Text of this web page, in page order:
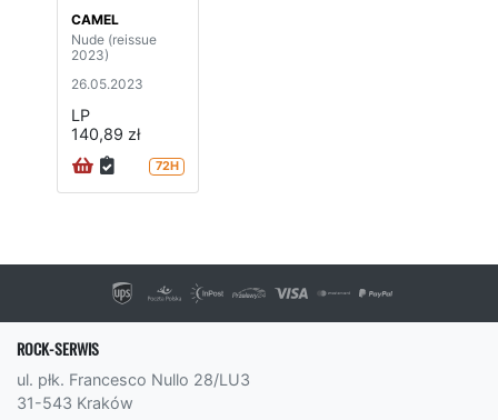
CAMEL
Nude (reissue
2023)
26.05.2023
LP
140,89 zł
72H
ROCK-SERWIS
ul. płk. Francesco Nullo 28/LU3
31-543 Kraków